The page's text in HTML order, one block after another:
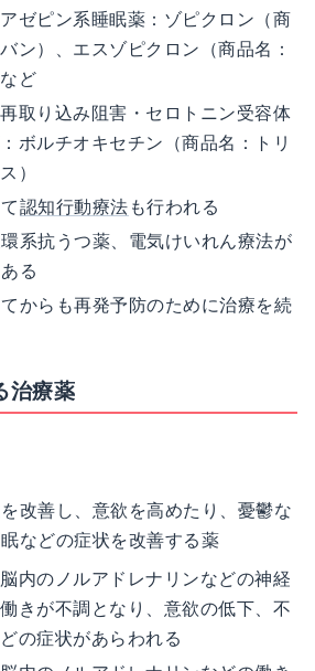
ゼピン系睡眠薬：ゾピクロン（商
ン）、エスゾピクロン（商品名：
ど
取り込み阻害・セロトニン受容体
ボルチオキセチン（商品名：トリ
）
認知行動療法 も行われる
系抗うつ薬、電気けいれん療法が
る
からも再発予防のために治療を続
治療薬
改善し、意欲を高めたり、憂鬱な
などの症状を改善する薬
内のノルアドレナリンなどの神経
きが不調となり、意欲の低下、不
の症状があらわれる